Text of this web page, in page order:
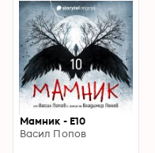
Мамник - E10
Васил Попов